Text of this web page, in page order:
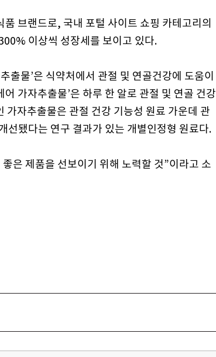
브랜드로, 국내 포털 사이트 쇼핑 카테고리의
이상씩 성장세를 보이고 있다.
출물’은 식약처에서 관절 및 연골건강에 도움이
가자추출물’은 하루 한 알로 관절 및 연골 건강
가자추출물은 관절 건강 기능성 원료 가운데 관
선됐다는 연구 결과가 있는 개별인정형 원료다.
은 제품을 선보이기 위해 노력할 것”이라고 소